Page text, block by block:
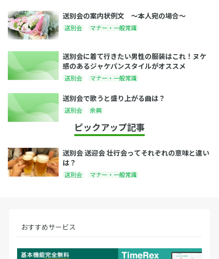
送別会の案内状例文 〜本人宛の場合〜
送別会 マナー・一般常識
送別会に着て行きたい男性の服装はこれ！ヌケ
感のあるジャケパンスタイルがオススメ
送別会 マナー・一般常識
送別会で歌うと盛り上がる曲は？
送別会 余興
ピックアップ記事
送別会 送迎会 壮行会ってそれぞれの意味と違い
は？
送別会 マナー・一般常識
おすすめサービス